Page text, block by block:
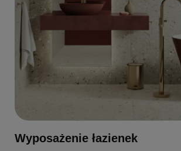
Wyposażenie łazienek